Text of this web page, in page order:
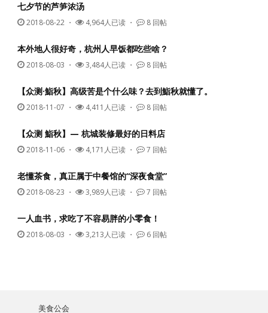
七夕节的芦笋浓汤
2018-08-22 ・ 4,964人已读 ・ 8 回帖
本外地人很好奇，杭州人早饭都吃些啥？
2018-08-03 ・ 3,484人已读 ・ 8 回帖
【众测·鮨秋】高级苦是个什么味？去到鮨秋就懂了。
2018-11-07 ・ 4,411人已读 ・ 8 回帖
【众测 鮨秋】— 杭城装修最好的日料店
2018-11-06 ・ 4,171人已读 ・ 7 回帖
老懂茶食，真正属于中餐馆的“深夜食堂”
2018-08-23 ・ 3,989人已读 ・ 7 回帖
一人血书，求吃了不容易胖的小零食！
2018-08-03 ・ 3,213人已读 ・ 6 回帖
美食公会